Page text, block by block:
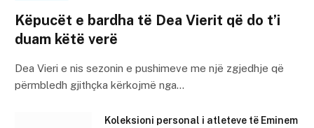
Këpucët e bardha të Dea Vierit që do t’i
duam këtë verë
Dea Vieri e nis sezonin e pushimeve me një zgjedhje që
përmbledh gjithçka kërkojmë nga…
Koleksioni personal i atleteve të Eminem